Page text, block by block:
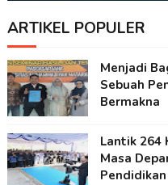
ARTIKEL POPULER
Menjadi
Sebuah
Bermakna
Lantik 264
Masa
Pendidikan